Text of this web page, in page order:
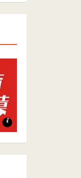
志愿者招募